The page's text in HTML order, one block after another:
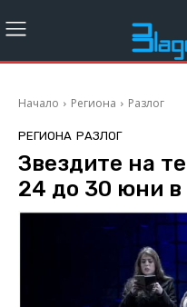
Начало Региона Разлог
РЕГИОНА РАЗЛОГ
Звездите на
24 до 30 юни в